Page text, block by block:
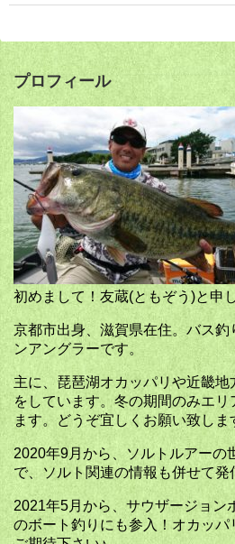
プロフィール
初めまして！友蔵(ともぞう)と申
京都市出身、滋賀県在住。バス
ンアングラーです。
主に、琵琶湖オカッパリや近畿地
をしています。冬の期間のみエ
ます。どうぞ宜しくお願い致しま
2020年9月から、ソルトルアーの
で、ソルト関連の情報も併せて発
2021年5月から、サウザージョン
のボート釣りにも参入！オカッパ